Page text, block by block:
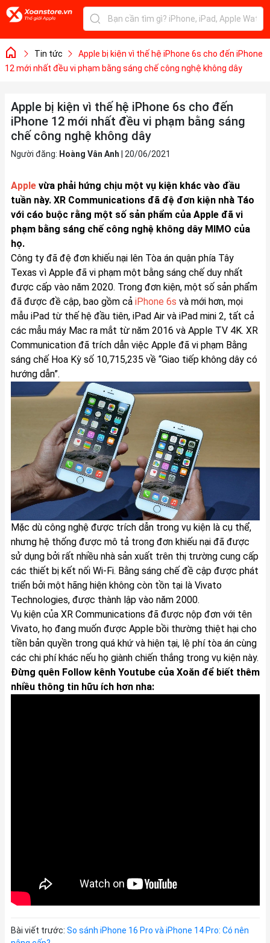
Tin tức
Apple bị kiện vì thế hệ iPhone 6s cho đến iPhone
12 mới nhất đều vi phạm bằng sáng chế công nghệ không dây
Apple bị kiện vì thế hệ iPhone 6s cho đến
iPhone 12 mới nhất đều vi phạm bằng sáng
chế công nghệ không dây
Người đăng: Hoàng Vân Anh 20/06/2021
Applevừa phải hứng chịu một vụ kiện khác vào đầu
tuần này. XR Communications đã đệ đơn kiện nhà Táo
với cáo buộc rằng một số sản phẩm của Apple đã vi
phạm bằng sáng chế công nghệ không dây MIMO của
họ.
Công ty đã đệ đơn khiếu nại lên Tòa án quận phía Tây
Texas vì Apple đã vi phạm một bằng sáng chế duy nhất
được cấp vào năm 2020. Trong đơn kiện, một số sản phẩm
đã được đề cập, bao gồm cả iPhone 6s và mới hơn, mọi
mẫu iPad từ thế hệ đầu tiên, iPad Air và iPad mini 2, tất cả
các mẫu máy Mac ra mắt từ năm 2016 và Apple TV 4K. XR
Communication đã trích dẫn việc Apple đã vi phạm Bằng
sáng chế Hoa Kỳ số 10,715,235 về “Giao tiếp không dây có
hướng dẫn”.
Mặc dù công nghệ được trích dẫn trong vụ kiện là cụ thể,
nhưng hệ thống được mô tả trong đơn khiếu nại đã được
sử dụng bởi rất nhiều nhà sản xuất trên thị trường cung cấp
các thiết bị kết nối Wi-Fi. Bằng sáng chế đề cập được phát
triển bởi một hãng hiện không còn tồn tại là Vivato
Technologies, được thành lập vào năm 2000.
Vụ kiện của XR Communications đã được nộp đơn với tên
Vivato, họ đang muốn được Apple bồi thường thiệt hại cho
tiền bản quyền trong quá khứ và hiện tại, lệ phí tòa án cùng
các chi phí khác nếu họ giành chiến thắng trong vụ kiện này.
Đừng quên Follow kênh Youtube của Xoăn để biết thêm
nhiều thông tin hữu ích hơn nha:
Bài viết trước: So sánh iPhone 16 Pro và iPhone 14 Pro: Có nên